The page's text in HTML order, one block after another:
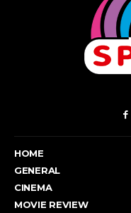
HOME
GENERAL
CINEMA
MOVIE REVIEW